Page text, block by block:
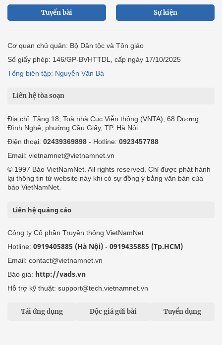
Tuyến bài Sự kiện
Cơ quan chủ quản: Bộ Dân tộc và Tôn giáo
Số giấy phép: 146/GP-BVHTTDL, cấp ngày 17/10/2025
Tổng biên tập: Nguyễn Văn Bá
Liên hệ tòa soạn
Địa chỉ: Tầng 18, Toà nhà Cục Viễn thông (VNTA), 68 Dương
Đình Nghệ, phường Cầu Giấy, TP. Hà Nội.
Điện thoại: 02439369898 - Hotline: 0923457788
Email: vietnamnet@vietnamnet.vn
© 1997 Báo VietNamNet. All rights reserved. Chỉ được phát hành
lại thông tin từ website này khi có sự đồng ý bằng văn bản của
báo VietNamNet.
Liên hệ quảng cáo
Công ty Cổ phần Truyền thông VietNamNet
Hotline: 0919405885 (Hà Nội) - 0919435885 (Tp.HCM)
Email: contact@vietnamnet.vn
Báo giá: http://vads.vn
Hỗ trợ kỹ thuật: support@tech.vietnamnet.vn
Tải ứng dụng Độc giả gửi bài Tuyển dụng